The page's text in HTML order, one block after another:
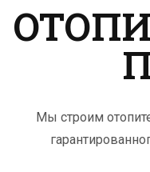
Мы строим